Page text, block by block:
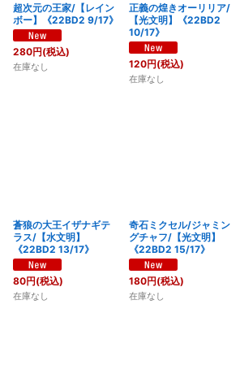
超次元の王家/【レイン
ボー】《22BD2 9/17》
280円(税込)
在庫なし
正義の煌きオーリリア/
【光文明】《22BD2
10/17》
120円(税込)
在庫なし
蒼狼の大王イザナギテ
ラス/【水文明】
《22BD2 13/17》
80円(税込)
在庫なし
奇石ミクセル/ジャミン
グチャフ/【光文明】
《22BD2 15/17》
180円(税込)
在庫なし